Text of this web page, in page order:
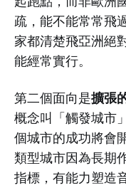
疏，能不能常常飛
家都清楚飛亞洲絕
能經常實行。
第二個面向是擴張
概念叫「觸發城市
個城市的成功將會
類型城市因為長期
指標，有能力塑造